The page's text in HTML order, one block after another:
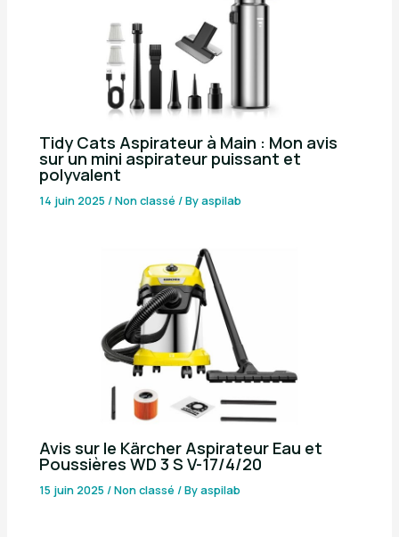
Tidy Cats Aspirateur à Main : Mon avis
sur un mini aspirateur puissant et
polyvalent
14 juin 2025/Non classé / Byaspilab
Avis sur le Kärcher Aspirateur Eau et
Poussières WD 3 S V-17/4/20
15 juin 2025/Non classé / Byaspilab